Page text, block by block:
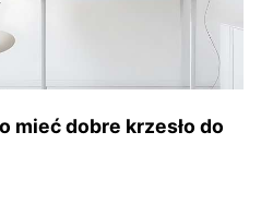
mieć dobre krzesło do